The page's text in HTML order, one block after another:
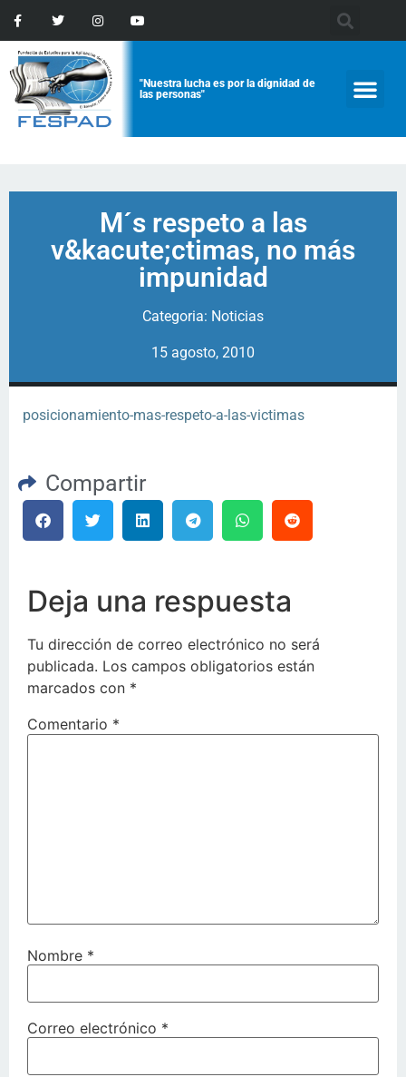
"Nuestra lucha es por la dignidad de
las personas"
M´s respeto a las
v&kacute;ctimas, no más
impunidad
Categoria: Noticias
15 agosto, 2010
posicionamiento-mas-respeto-a-las-victimas
Compartir
Deja una respuesta
Tu dirección de correo electrónico no será
publicada. Los campos obligatorios están
marcados con *
Comentario *
Nombre *
Correo electrónico *